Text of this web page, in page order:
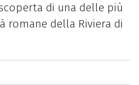
di una delle più
romane della Riviera di